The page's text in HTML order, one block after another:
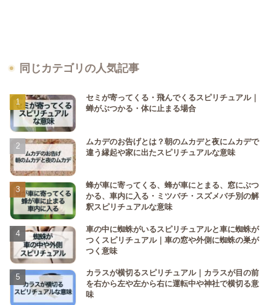
同じカテゴリの人気記事
セミが寄ってくる・飛んでくるスピリチュアル｜
蝉がぶつかる・体に止まる場合
ムカデのお告げとは？朝のムカデと夜にムカデで
違う縁起や家に出たスピリチュアルな意味
蜂が車に寄ってくる、蜂が車にとまる、窓にぶつ
かる、車内に入る・ミツバチ・スズメバチ別の解
釈スピリチュアルな意味
車の中に蜘蛛がいるスピリチュアルと車に蜘蛛が
つくスピリチュアル｜車の窓や外側に蜘蛛の巣が
つく意味
カラスが横切るスピリチュアル｜カラスが目の前
を右から左や左から右に運転中や神社で横切る意
味